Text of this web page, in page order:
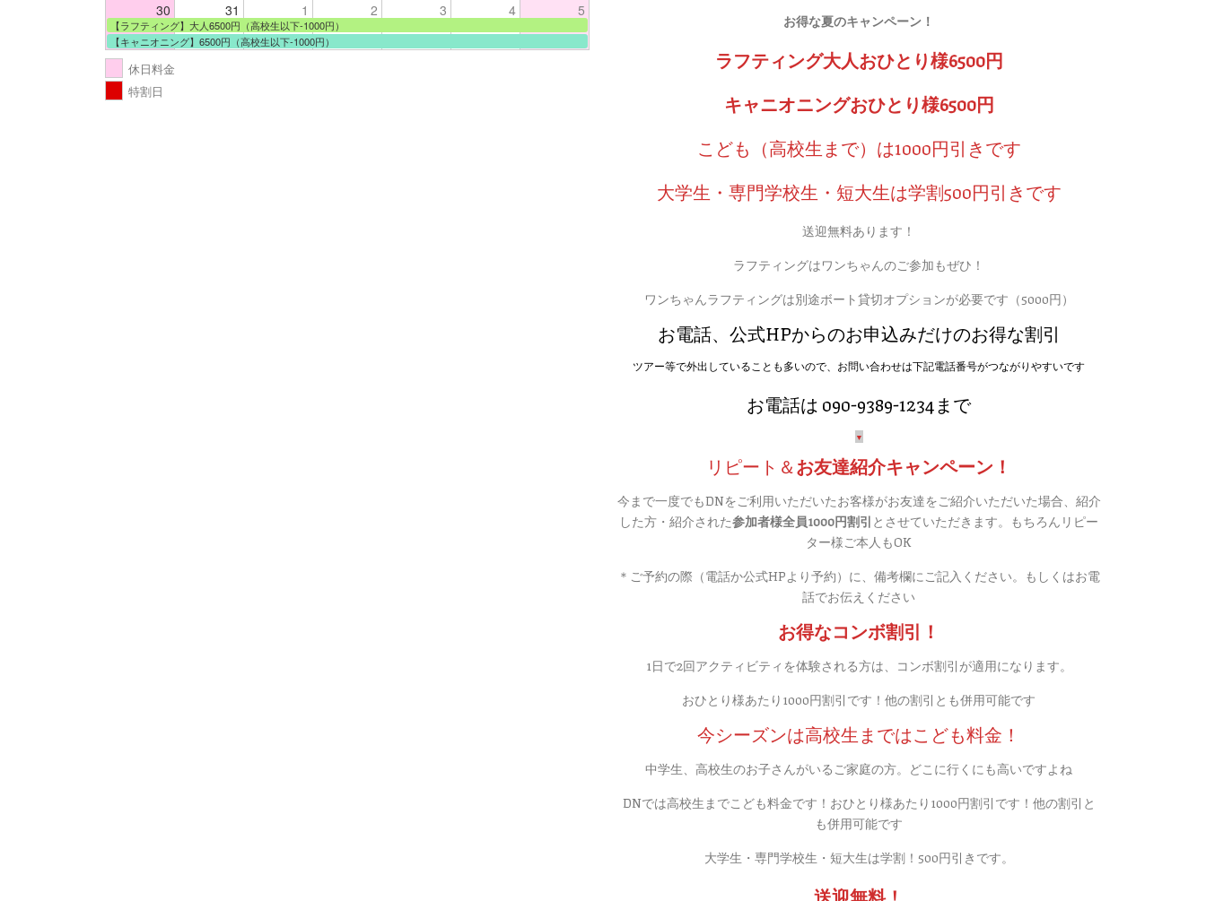
30 31 1 2 3 4 5
【ラフティング】大人6500円（高校生以下-1000円）
【キャニオニング】6500円（高校生以下-1000円）
休日料金
特割日
お得な夏のキャンペーン！
ラフティング大人おひとり様6500円
キャニオニングおひとり様6500円
こども（高校生まで）は1000円引きです
大学生・専門学校生・短大生は学割500円引きです
送迎無料あります！
ラフティングはワンちゃんのご参加もぜひ！
ワンちゃんラフティングは別途ボート貸切オプションが必要です（5000円）
お電話、公式HPからのお申込みだけのお得な割引
ツアー等で外出していることも多いので、お問い合わせは下記電話番号がつながりやすいです
お電話は 090-9389-1234まで
▼
リピート＆お友達紹介キャンペーン！
今まで一度でもDNをご利用いただいたお客様がお友達をご紹介いただいた場合、紹介
した方・紹介された参加者様全員1000円割引とさせていただきます。もちろんリピー
ター様ご本人もOK
＊ご予約の際（電話か公式HPより予約）に、備考欄にご記入ください。もしくはお電
話でお伝えください
お得なコンボ割引！
1日で2回アクティビティを体験される方は、コンボ割引が適用になります。
おひとり様あたり1000円割引です！他の割引とも併用可能です
今シーズンは高校生まではこども料金！
中学生、高校生のお子さんがいるご家庭の方。どこに行くにも高いですよね
DNでは高校生までこども料金です！おひとり様あたり1000円割引です！他の割引と
も併用可能です
大学生・専門学校生・短大生は学割！500円引きです。
送迎無料！